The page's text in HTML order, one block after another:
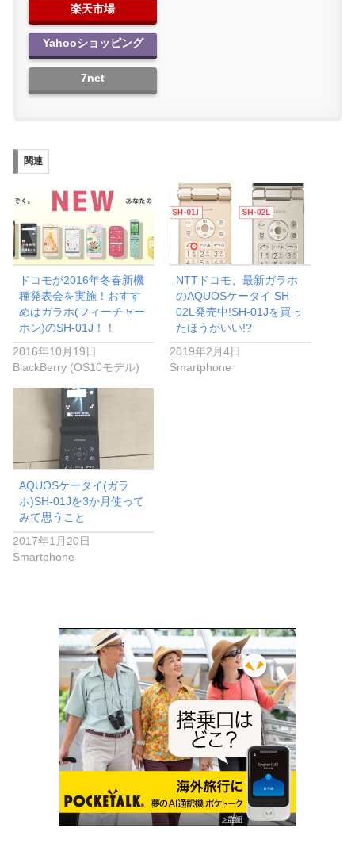
楽天市場
Yahooショッピング
7net
関連
ドコモが2016年冬春新機
種発表会を実施！おすす
めはガラホ(フィーチャー
ホン)のSH-01J！！
2016年10月19日
BlackBerry (OS10モデル)
NTTドコモ、最新ガラホ
のAQUOSケータイ SH-
02L発売中!SH-01Jを買っ
たほうがいい!?
2019年2月4日
Smartphone
AQUOSケータイ(ガラ
ホ)SH-01Jを3か月使って
みて思うこと
2017年1月20日
Smartphone